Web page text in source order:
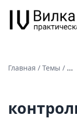
Главная / Темы / ...